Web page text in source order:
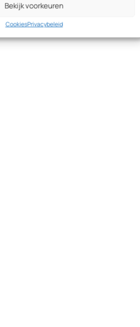
Bekijk voorkeuren
CookiesPrivacybeleid